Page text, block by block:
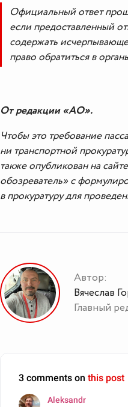
Официальный ответ
если предоставленный
содержать
право обратиться в
От редакции «АО».
Чтобы это требование
ни транспортной
также опубликован на
обозреватель» с
в прокуратуру для
Автор:
Вячеслав
Главный